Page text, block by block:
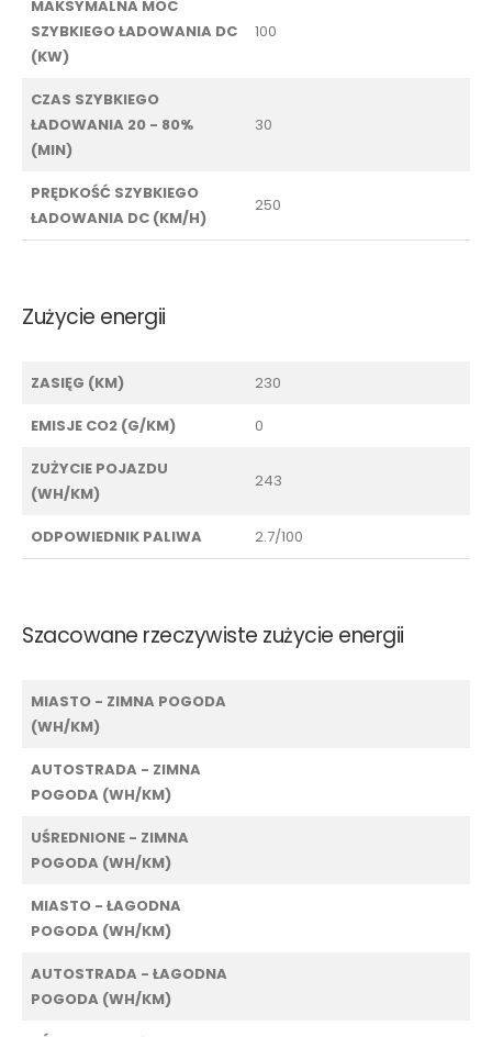
MAKSYMALNA MOC
SZYBKIEGO ŁADOWANIA DC
(KW)
100
CZAS SZYBKIEGO
ŁADOWANIA 20 - 80%
(MIN)
30
PRĘDKOŚĆ SZYBKIEGO
ŁADOWANIA DC (KM/H)
250
Zużycie energii
ZASIĘG (KM) 230
EMISJE CO2 (G/KM) 0
ZUŻYCIE POJAZDU
(WH/KM)
243
ODPOWIEDNIK PALIWA 2.7/100
Szacowane rzeczywiste zużycie energii
MIASTO - ZIMNA POGODA
(WH/KM)
AUTOSTRADA - ZIMNA
POGODA (WH/KM)
UŚREDNIONE - ZIMNA
POGODA (WH/KM)
MIASTO - ŁAGODNA
POGODA (WH/KM)
AUTOSTRADA - ŁAGODNA
POGODA (WH/KM)